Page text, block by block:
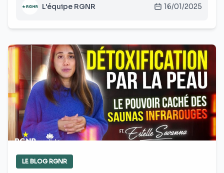
L'équipe RGNR 16/01/2025
LE BLOG RGNR